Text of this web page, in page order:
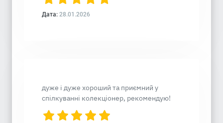
Дата: 28.01.2026
дуже і дуже хороший та приємний у
спілкуванні колекціонер, рекомендую!